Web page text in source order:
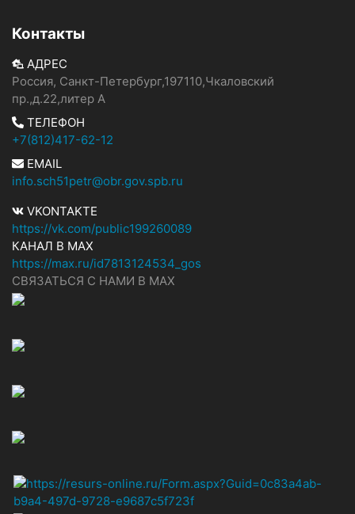
Контакты
АДРЕС
Россия, Санкт-Петербург,197110,Чкаловский
пр.,д.22,литер А
ТЕЛЕФОН
+7(812)417-62-12
EMAIL
info.sch51petr@obr.gov.spb.ru
VKONTAKTE
https://vk.com/public199260089
КАНАЛ В MAX
https://max.ru/id7813124534_gos
СВЯЗАТЬСЯ С НАМИ В МАХ